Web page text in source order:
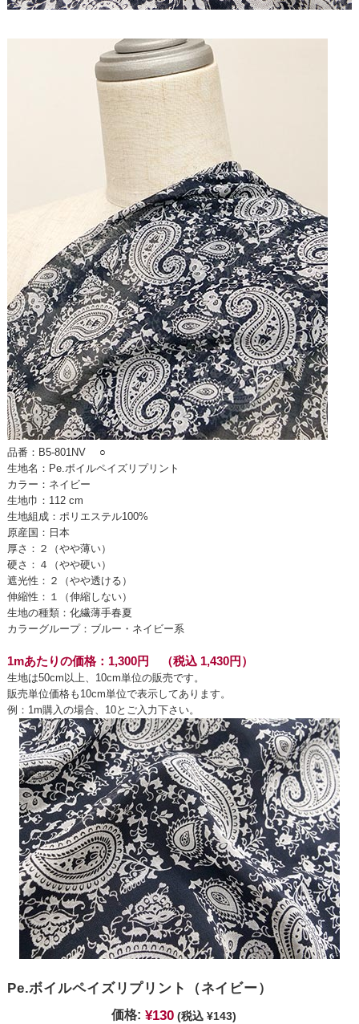
品番：B5-801NV○
生地名：Pe.ボイルペイズリプリント
カラー：ネイビー
生地巾：112 cm
生地組成：ポリエステル100%
原産国：日本
厚さ：２（やや薄い）
硬さ：４（やや硬い）
遮光性：２（やや透ける）
伸縮性：１（伸縮しない）
生地の種類：化繊薄手春夏
カラーグループ：ブルー・ネイビー系
1mあたりの価格：1,300円 （税込 1,430円）
生地は50cm以上、10cm単位の販売です。
販売単位価格も10cm単位で表示してあります。
例：1m購入の場合、10とご入力下さい。
Pe.ボイルペイズリプリント（ネイビー）
価格: ¥130 (税込 ¥143)